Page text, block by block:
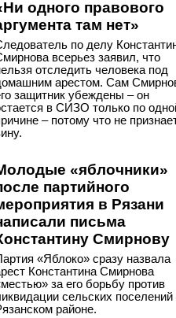
одного правового
там нет»
по делу
всерьез заявил, что
отследить человека под
арестом. Сам
защитник убеждены – он
в СИЗО только по
– потому что не
«яблочники»
партийного
в Рязани
письма
Смирнову
«Яблоко» сразу назвала
Константина Смирнова
за его борьбу против
сельских поселений
районе.